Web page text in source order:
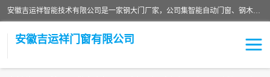
安徽吉运祥智能技术有限公司是一家钢大门厂家，公司集智能自动门窗、钢木门、特种门窗、工业门窗、图集门窗、定制门窗、非标门窗等通道产品的研发设计、制作、安装于一体的综合性、性高新技术企业。
安徽吉运祥门窗有限公司